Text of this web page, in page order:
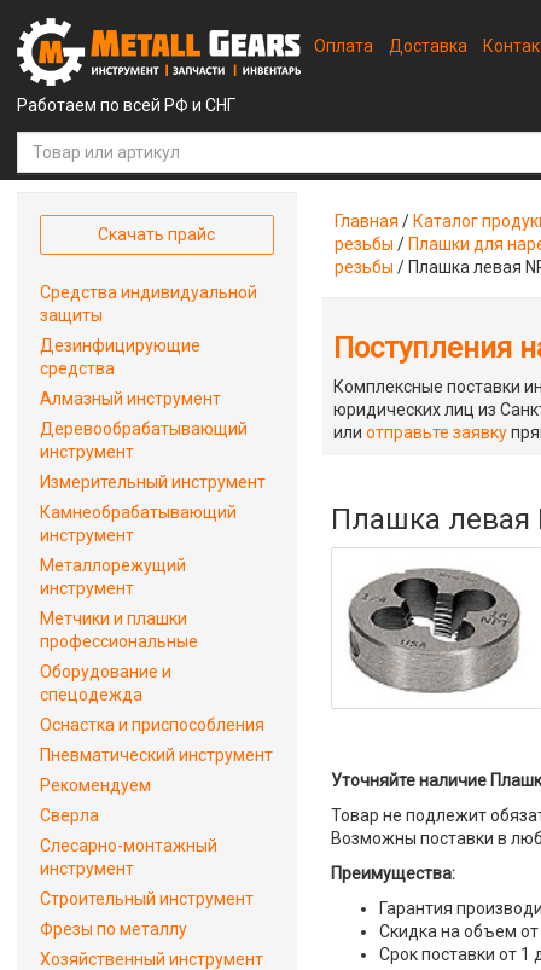
Работаем по всей РФ и СНГ
Оплата Доставка
Главная / Каталог
резьбы / Плашки для
резьбы / Плашка левая
Поступления
Комплексные поставки
юридических лиц из
илиотправьте заявку
Плашка левая
Уточняйте наличие
Товар не подлежит
Возможны поставки в
Преимущества:
Гарантия
Скидка на объем от
Срок поставки от 1
Скачать прайс
Средства индивидуальной
защиты
Дезинфицирующие
средства
Алмазный инструмент
Деревообрабатывающий
инструмент
Измерительный инструмент
Камнеобрабатывающий
инструмент
Металлорежущий
инструмент
Метчики и плашки
профессиональные
Оборудование и
спецодежда
Оснастка и приспособления
Пневматический инструмент
Рекомендуем
Сверла
Слесарно-монтажный
инструмент
Строительный инструмент
Фрезы по металлу
Хозяйственный инструмент